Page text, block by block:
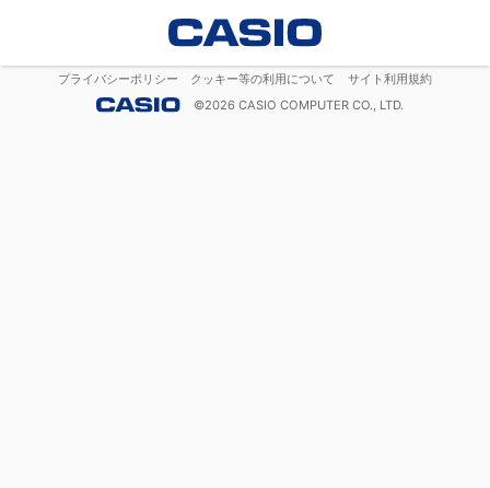
プライバシーポリシー クッキー等の利用について
サイト利用規約
©2026 CASIO COMPUTER CO., LTD.